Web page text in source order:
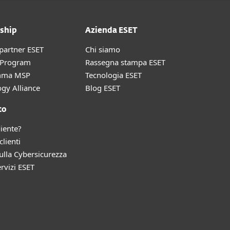
ESET
MSP
Alliance
Cybersicurezza
ESET
Azienda ESET
Chi siamo
Rassegna stampa ESET
Tecnologia ESET
Blog ESET